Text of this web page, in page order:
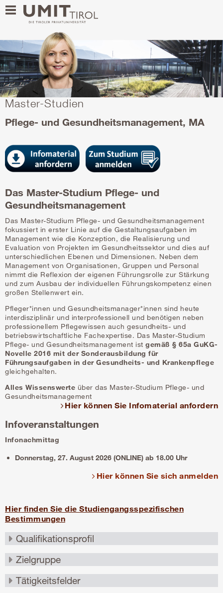
Master-Studien
Pflege- und Gesundheitsmanagement, MA
Das Master-Studium Pflege- und
Gesundheitsmanagement
Das Master-Studium Pflege- und Gesundheitsmanagement
fokussiert in erster Linie auf die Gestaltungsaufgaben im
Management wie die Konzeption, die Realisierung und
Evaluation von Projekten im Gesundheitssektor und dies auf
unterschiedlichen Ebenen und Dimensionen. Neben dem
Management von Organisationen, Gruppen und Personal
nimmt die Reflexion der eigenen Führungsrolle zur Stärkung
und zum Ausbau der individuellen Führungskompetenz einen
großen Stellenwert ein.
Pfleger*innen und Gesundheitsmanager*innen sind heute
interdisziplinär und interprofessionell und benötigen neben
professionellem Pflegewissen auch gesundheits- und
betriebswirtschaftliche Fachexpertise. Das Master-Studium
Pflege- und Gesundheitsmanagement ist gemäß § 65a GuKG-
Novelle 2016 mit der Sonderausbildung für
Führungsaufgaben in der Gesundheits- und Krankenpflege
gleichgehalten.
Alles Wissenswerte über das Master-Studium Pflege- und
Gesundheitsmanagement
Hier können Sie Infomaterial anfordern
Infoveranstaltungen
Infonachmittag
Donnerstag, 27. August 2026 (ONLINE) ab 18.00 Uhr
Hier können Sie sich anmelden
Hier finden Sie die Studiengangsspezifischen
Bestimmungen